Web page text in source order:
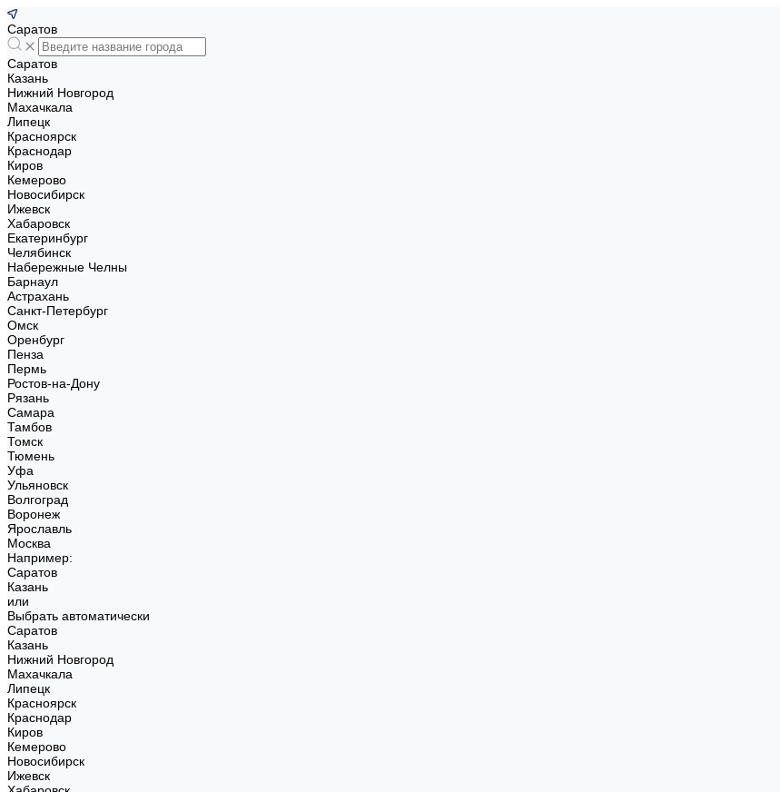
Саратов
Саратов
Казань
Нижний Новгород
Махачкала
Липецк
Красноярск
Краснодар
Киров
Кемерово
Новосибирск
Ижевск
Хабаровск
Екатеринбург
Челябинск
Набережные Челны
Барнаул
Астрахань
Санкт-Петербург
Омск
Оренбург
Пенза
Пермь
Ростов-на-Дону
Рязань
Самара
Тамбов
Томск
Тюмень
Уфа
Ульяновск
Волгоград
Воронеж
Ярославль
Москва
Например:
Саратов
Казань
или
Выбрать автоматически
Саратов
Казань
Нижний Новгород
Махачкала
Липецк
Красноярск
Краснодар
Киров
Кемерово
Новосибирск
Ижевск